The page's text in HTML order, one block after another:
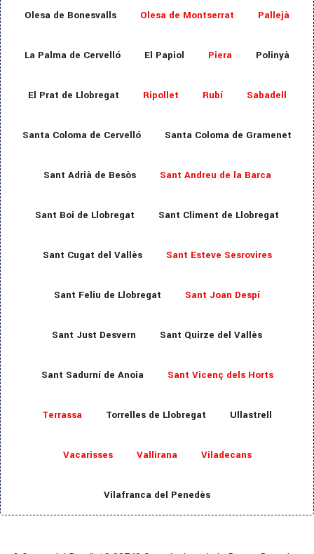
Olesa de Bonesvalls Olesa de Montserrat Pallejà
La Palma de Cervelló El Papiol Piera Polinyà
El Prat de Llobregat Ripollet Rubí Sabadell
Santa Coloma de Cervelló Santa Coloma de Gramenet
Sant Adrià de Besòs Sant Andreu de la Barca
Sant Boi de Llobregat Sant Climent de Llobregat
Sant Cugat del Vallès Sant Esteve Sesrovires
Sant Feliu de Llobregat Sant Joan Despí
Sant Just Desvern Sant Quirze del Vallès
Sant Sadurní de Anoia Sant Vicenç dels Horts
Terrassa Torrelles de Llobregat Ullastrell
Vacarisses Vallirana Viladecans
Vilafranca del Penedès